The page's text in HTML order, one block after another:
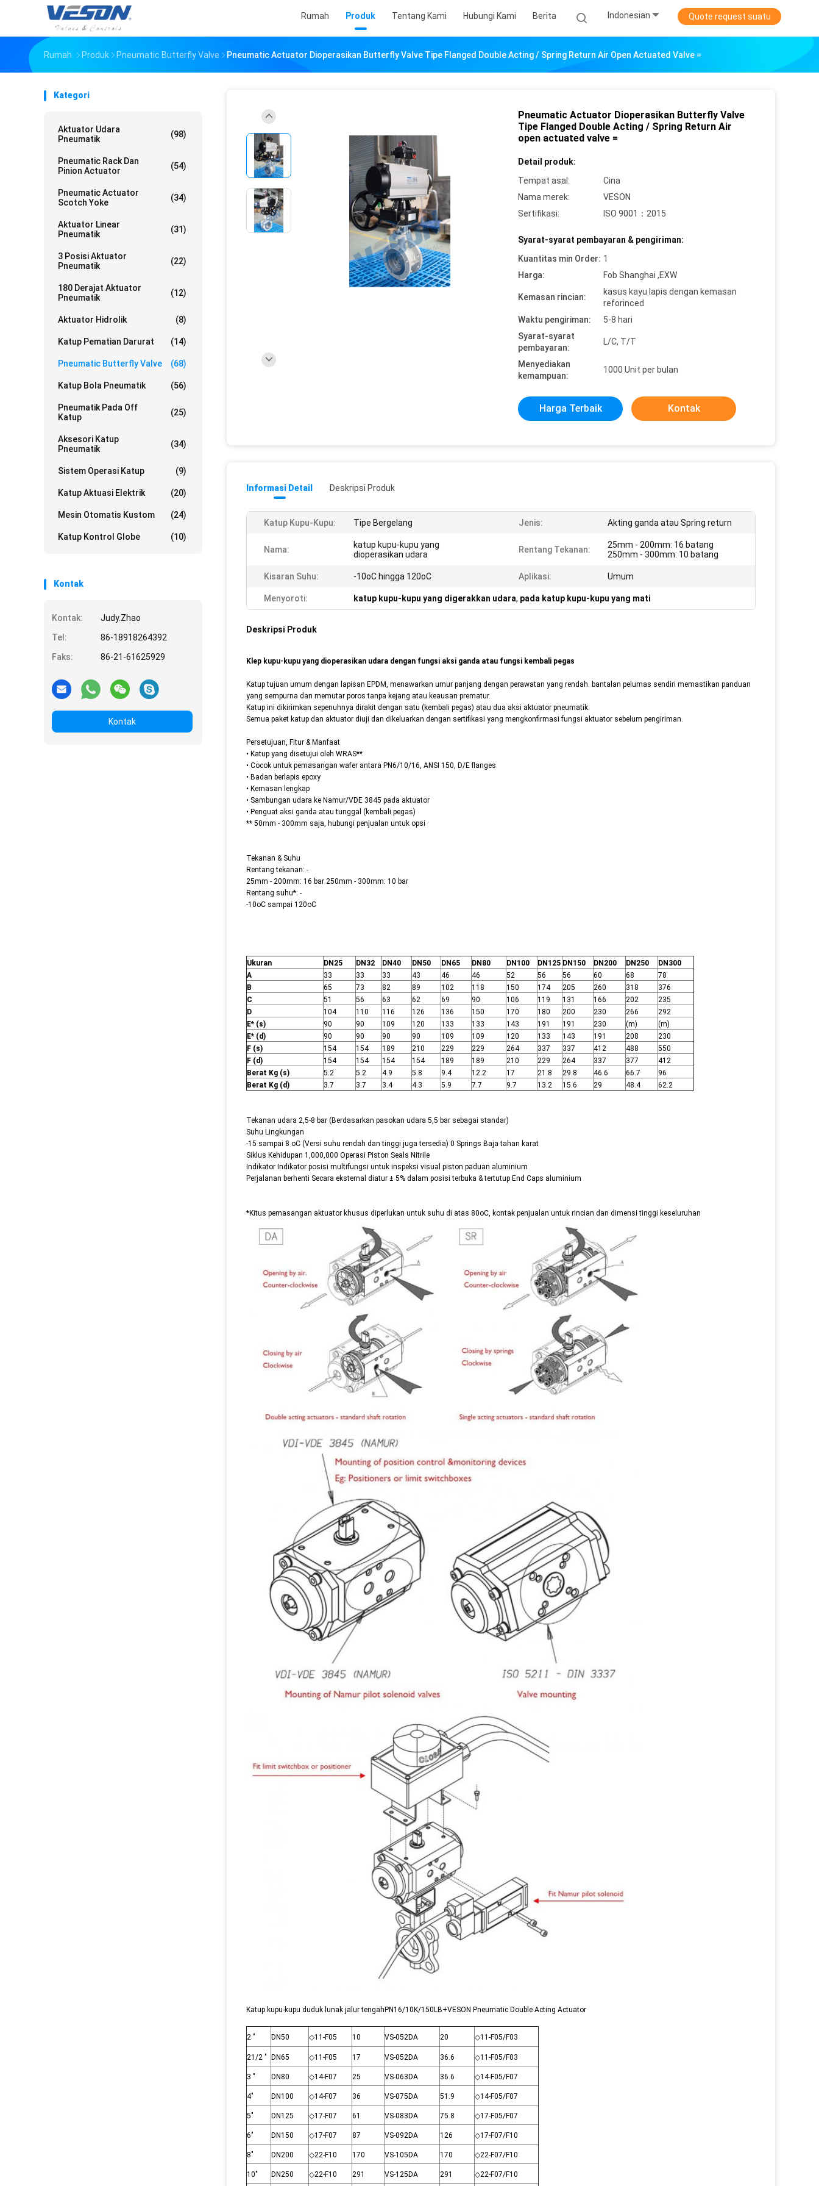
Rumah Produk Tentang Kami Hubungi Kami Berita Indonesian Quote request suatu
Rumah Produk Pneumatic Butterfly Valve Pneumatic Actuator Dioperasikan Butterfly Valve Tipe Flanged Double Acting / Spring Return Air Open Actuated Valve =
Kategori
Aktuator Udara
Pneumatik
(98)
Pneumatic Rack Dan
Pinion Actuator
(54)
Pneumatic Actuator
Scotch Yoke
(34)
Aktuator Linear
Pneumatik
(31)
3 Posisi Aktuator
Pneumatik
(22)
180 Derajat Aktuator
Pneumatik
(12)
Aktuator Hidrolik (8)
Katup Pematian Darurat (14)
Pneumatic Butterfly Valve (68)
Katup Bola Pneumatik (56)
Pneumatik Pada Off
Katup
(25)
Aksesori Katup
Pneumatik
(34)
Sistem Operasi Katup (9)
Katup Aktuasi Elektrik (20)
Mesin Otomatis Kustom (24)
Katup Kontrol Globe (10)
Kontak
Kontak:
Judy.Zhao
Tel:
86-18918264392
Faks:
86-21-61625929
Kontak
Pneumatic Actuator Dioperasikan Butterfly Valve
Tipe Flanged Double Acting / Spring Return Air
open actuated valve =
Detail produk:
Tempat asal:
Cina
Nama merek:
VESON
Sertifikasi:
ISO 9001：2015
Syarat-syarat pembayaran & pengiriman:
Kuantitas min Order: 1
Harga:
Fob Shanghai ,EXW
Kemasan rincian:
kasus kayu lapis dengan kemasan
reforinced
Waktu pengiriman:
5-8 hari
Syarat-syarat
pembayaran:
L/C, T/T
Menyediakan
kemampuan:
1000 Unit per bulan
Harga Terbaik Kontak
Informasi Detail Deskripsi Produk
Katup Kupu-Kupu: Tipe Bergelang Jenis: Akting ganda atau Spring return
Nama:
katup kupu-kupu yang
dioperasikan udara
Rentang Tekanan:
25mm - 200mm: 16 batang
250mm - 300mm: 10 batang
Kisaran Suhu: -10oC hingga 120oC Aplikasi: Umum
Menyoroti: katup kupu-kupu yang digerakkan udara, pada katup kupu-kupu yang mati
Deskripsi Produk
Klep kupu-kupu yang dioperasikan udara dengan fungsi aksi ganda atau fungsi kembali pegas
Katup tujuan umum dengan lapisan EPDM, menawarkan umur panjang dengan perawatan yang rendah. bantalan pelumas sendiri memastikan panduan
yang sempurna dan memutar poros tanpa kejang atau keausan prematur.
Katup ini dikirimkan sepenuhnya dirakit dengan satu (kembali pegas) atau dua aksi aktuator pneumatik.
Semua paket katup dan aktuator diuji dan dikeluarkan dengan sertifikasi yang mengkonfirmasi fungsi aktuator sebelum pengiriman.
Persetujuan, Fitur & Manfaat
• Katup yang disetujui oleh WRAS**
• Cocok untuk pemasangan wafer antara PN6/10/16, ANSI 150, D/E flanges
• Badan berlapis epoxy
• Kemasan lengkap
• Sambungan udara ke Namur/VDE 3845 pada aktuator
• Penguat aksi ganda atau tunggal (kembali pegas)
** 50mm - 300mm saja, hubungi penjualan untuk opsi
Tekanan & Suhu
Rentang tekanan: -
25mm - 200mm: 16 bar 250mm - 300mm: 10 bar
Rentang suhu*: -
-10oC sampai 120oC
Ukuran DN25 DN32 DN40 DN50 DN65 DN80 DN100 DN125 DN150 DN200 DN250
DN300
A
33 33 33 43 46 46 52 56 56 60 68
78
B
65 73 82 89 102 118 150 174 205 260 318
376
C
51 56 63 62 69 90 106 119 131 166 202
235
D
104 110 116 126 136 150 170 180 200 230 266
292
E* (s)
90 90 109 120 133 133 143 191 191 230 (m)
(m)
E* (d)
90 90 90 90 109 109 120 133 143 191 208
230
F (s)
154 154 189 210 229 229 264 337 337 412 488
550
F (d)
154 154 154 154 189 189 210 229 264 337 377
412
Berat Kg (s)
5.2 5.2 4.9 5.8 9.4 12.2 17 21.8 29.8 46.6 66.7
96
Berat Kg (d)
3.7 3.7 3.4 4.3 5.9 7.7 9.7 13.2 15.6 29 48.4 62.2
Tekanan udara 2,5-8 bar (Berdasarkan pasokan udara 5,5 bar sebagai standar)
Suhu Lingkungan
-15 sampai 8 oC (Versi suhu rendah dan tinggi juga tersedia) 0 Springs Baja tahan karat
Siklus Kehidupan 1,000,000 Operasi Piston Seals Nitrile
Indikator Indikator posisi multifungsi untuk inspeksi visual piston paduan aluminium
Perjalanan berhenti Secara eksternal diatur ± 5% dalam posisi terbuka & tertutup End Caps aluminium
*Kitus pemasangan aktuator khusus diperlukan untuk suhu di atas 80oC, kontak penjualan untuk rincian dan dimensi tinggi keseluruhan
Katup kupu-kupu duduk lunak jalur tengahPN16/10K/150LB+VESON Pneumatic Double Acting Actuator
2 " DN50 ◇11-F05 10 VS-052DA 20 ◇11-F05/F03
21/2 " DN65 ◇11-F05 17 VS-052DA 36.6 ◇11-F05/F03
3 " DN80 ◇14-F07 25 VS-063DA 36.6 ◇14-F05/F07
4" DN100 ◇14-F07 36 VS-075DA 51.9 ◇14-F05/F07
5" DN125 ◇17-F07 61 VS-083DA 75.8 ◇17-F05/F07
6" DN150 ◇17-F07 87 VS-092DA 126 ◇17-F07/F10
8" DN200 ◇22-F10 170 VS-105DA 170 ◇22-F07/F10
10" DN250 ◇22-F10 291 VS-125DA 291 ◇22-F07/F10